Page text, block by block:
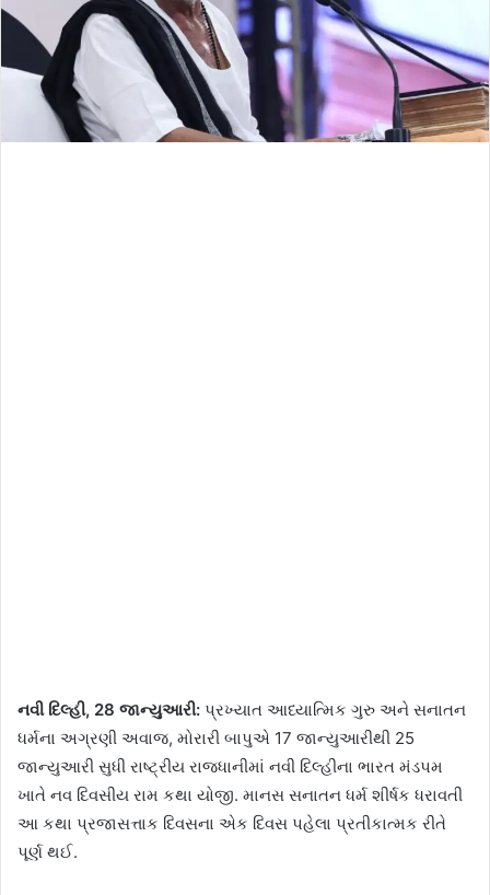
નવી દિલ્હી, 28 જાન્યુઆરી: પ્રખ્યાત આધ્યાત્મિક ગુરુ અને સનાતન
ધર્મના અગ્રણી અવાજ, મોરારી બાપુએ 17 જાન્યુઆરીથી 25
જાન્યુઆરી સુધી રાષ્ટ્રીય રાજધાનીમાં નવી દિલ્હીના ભારત મંડપમ
ખાતે નવ દિવસીય રામ કથા યોજી. માનસ સનાતન ધર્મ શીર્ષક ધરાવતી
આ કથા પ્રજાસત્તાક દિવસના એક દિવસ પહેલા પ્રતીકાત્મક રીતે
પૂર્ણ થઈ.